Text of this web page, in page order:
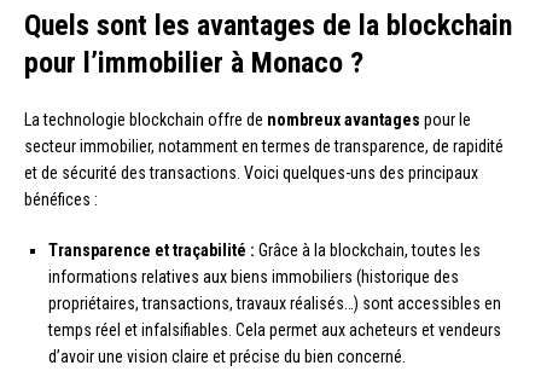
Quels sont les avantages de la blockchain
pour l’immobilier à Monaco ?
La technologie blockchain offre de nombreux avantages pour le
secteur immobilier, notamment en termes de transparence, de rapidité
et de sécurité des transactions. Voici quelques-uns des principaux
bénéfices :
Transparence et traçabilité : Grâce à la blockchain, toutes les
informations relatives aux biens immobiliers (historique des
propriétaires, transactions, travaux réalisés…) sont accessibles en
temps réel et infalsifiables. Cela permet aux acheteurs et vendeurs
d’avoir une vision claire et précise du bien concerné.